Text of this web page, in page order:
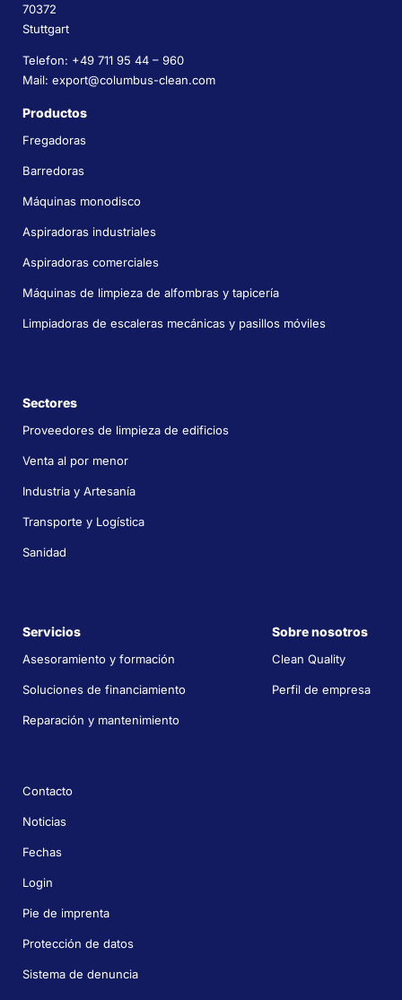
70372
Stuttgart
Telefon: +49 711 95 44 – 960
Mail: export@columbus-clean.com
Productos
Fregadoras
Barredoras
Máquinas monodisco
Aspiradoras industriales
Aspiradoras comerciales
Máquinas de limpieza de alfombras y tapicería
Limpiadoras de escaleras mecánicas y pasillos móviles
Sectores
Proveedores de limpieza de edificios
Venta al por menor
Industria y Artesanía
Transporte y Logística
Sanidad
Servicios
Asesoramiento y formación
Soluciones de financiamiento
Reparación y mantenimiento
Sobre nosotros
Clean Quality
Perfil de empresa
Contacto
Noticias
Fechas
Login
Pie de imprenta
Protección de datos
Sistema de denuncia